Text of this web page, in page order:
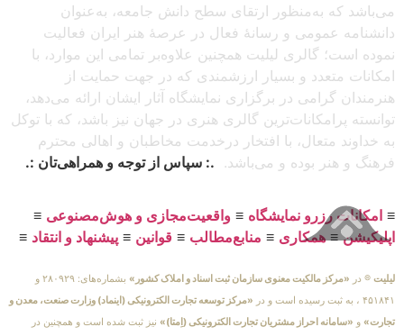
می‌باشد که به‌منظور ارتقای سطح دانش جامعه، به‌عنوان
دانشنامه عمومی و رسانهٔ فعال در عرصهٔ هنر ایران فعالیت
نموده است؛ گالری لیلیت همچنین علاوه‌بر تمامی این موارد، با
امکانات متعدد و بسیار ارزشمندی که در جهت حمایت از
هنرمندان گرامی در برگزاری نمایشگاه آثار ایشان ارائه می‌دهد،
توانسته پرامکانات‌ترین گالری هنری در جهان نیز باشد، که با توکل
به خداوند متعال، با افتخار درخدمت مخاطبان و اهالی محترم
فرهنگ و هنر بوده و می‌باشد. .: سپاس از توجه و همراهی‌تان :.
≡ امکانات رزرو نمایشگاه ≡ واقعیت‌مجازی و هوش‌مصنوعی ≡
اپلیکیشن≡همکاری ≡ منابع‌مطالب ≡ قوانین ≡ پیشنهاد و انتقاد ≡
لیلیت ® در «مرکز مالکیت معنوی سازمان ثبت اسناد و املاک کشور»
بشماره‌های: ۲۸۰۹۲۹ و
۴۵۱۸۴۱ ، به ثبت رسیده است و در
«مرکز توسعه تجارت الکترونیکی (اینماد) وزارت صنعت، معدن و
تجارت» و «سامانه احراز مشتریان تجارت الکترونیکی (اِمتا)» نیز ثبت شده است و همچنین در